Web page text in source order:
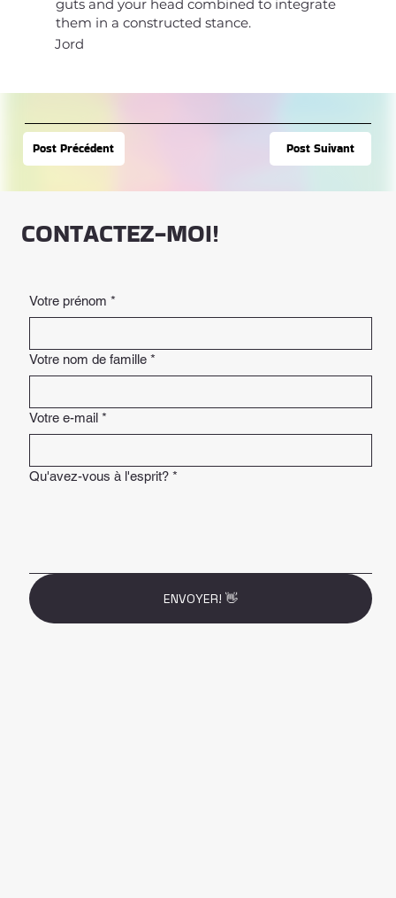
Post Précédent Post Suivant
guts and your head combined to integrate
them in a constructed stance.
Jord
CONTACTEZ-MOI!
Votre prénom *
Votre nom de famille *
Votre e-mail *
Qu'avez-vous à l'esprit? *
ENVOYER! 👋